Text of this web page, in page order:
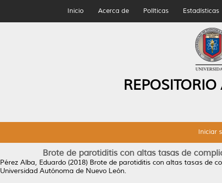
Inicio Acerca de Políticas Estadísticas
Iniciar
Brote de parotiditis con altas tasas de
Pérez Alba, Eduardo (2018) Brote de parotiditis con altas tasas de
Universidad Autónoma de Nuevo León.